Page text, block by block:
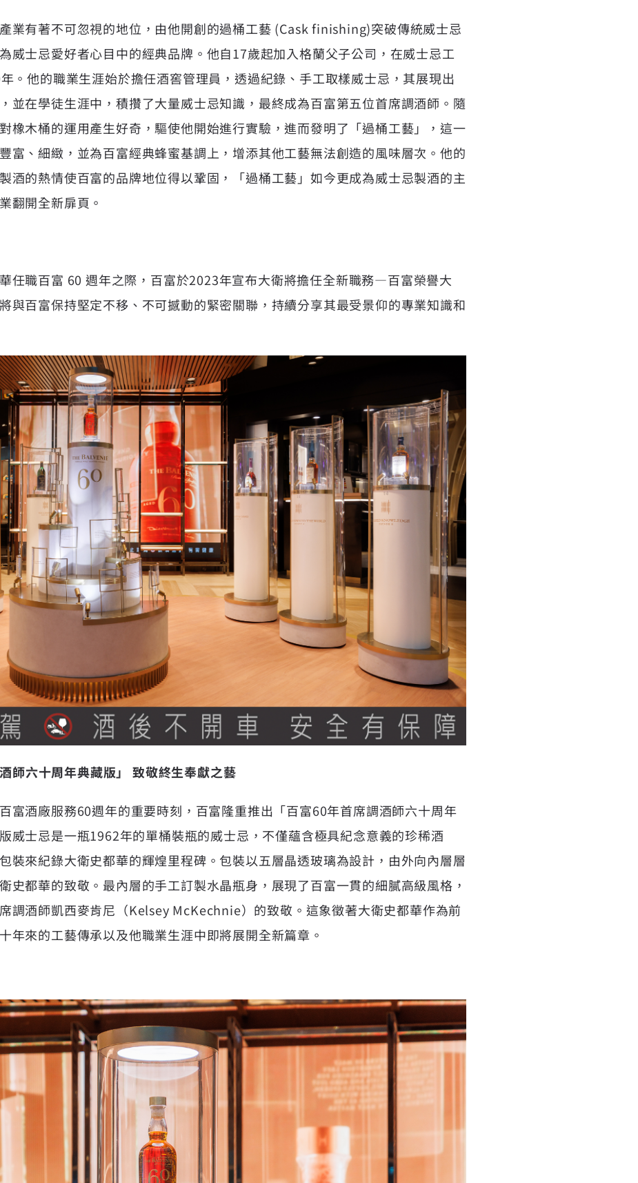
業有著不可忽視的地位，由他開創的過桶工藝 (Cask finishing)突破傳統威士忌
威士忌愛好者心目中的經典品牌。他自17歲起加入格蘭父子公司，在威士忌工
。他的職業生涯始於擔任酒窖管理員，透過紀錄、手工取樣威士忌，其展現出
並在學徒生涯中，積攢了大量威士忌知識，最終成為百富第五位首席調酒師。隨
橡木桶的運用產生好奇，驅使他開始進行實驗，進而發明了「過桶工藝」，這一
富、細緻，並為百富經典蜂蜜基調上，增添其他工藝無法創造的風味層次。他的
酒的熱情使百富的品牌地位得以鞏固，「過桶工藝」如今更成為威士忌製酒的主
翻開全新扉頁。
任職百富 60 週年之際，百富於2023年宣布大衛將擔任全新職務—百富榮譽大
與百富保持堅定不移、不可撼動的緊密關聯，持續分享其最受景仰的專業知識和
師六十周年典藏版」 致敬終生奉獻之藝
富酒廠服務60週年的重要時刻，百富隆重推出「百富60年首席調酒師六十周年
威士忌是一瓶1962年的單桶裝瓶的威士忌，不僅蘊含極具紀念意義的珍稀酒
裝來紀錄大衛史都華的輝煌里程碑。包裝以五層晶透玻璃為設計，由外向內層層
史都華的致敬。最內層的手工訂製水晶瓶身，展現了百富一貫的細膩高級風格，
調酒師凱西麥肯尼（Kelsey McKechnie）的致敬。這象徵著大衛史都華作為前
年來的工藝傳承以及他職業生涯中即將展開全新篇章。